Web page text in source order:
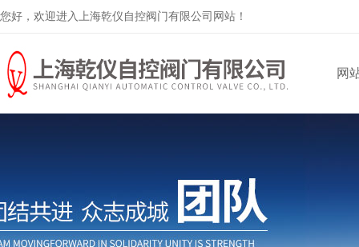
您好，欢迎进入上海乾仪自控阀门有限公司网站！
网